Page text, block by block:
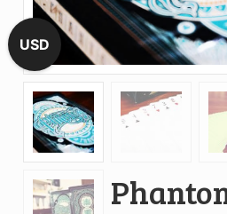
USD